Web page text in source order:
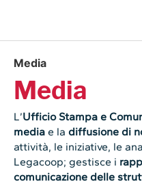
Media
Media
L’Ufficio Stampa e
media e la diffusione di
attività, le iniziative, le
Legacoop; gestisce i
comunicazione delle